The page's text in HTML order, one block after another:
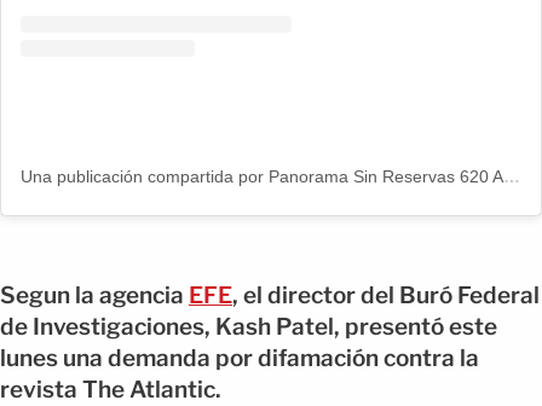
Una publicación compartida por Panorama Sin Reservas 620 AM (@sinreservas620)
Segun la agencia EFE, el director del Buró Federal
de Investigaciones, Kash Patel, presentó este
lunes una demanda por difamación contra la
revista The Atlantic.